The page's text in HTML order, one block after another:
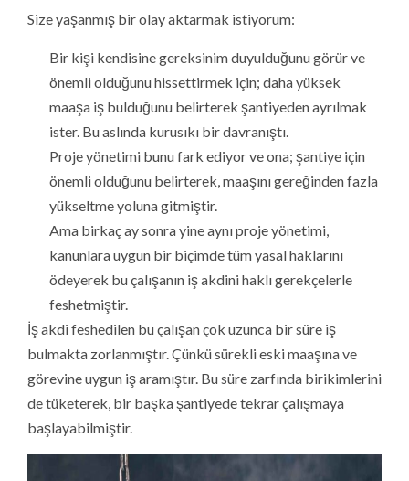
Size yaşanmış bir olay aktarmak istiyorum:
Bir kişi kendisine gereksinim duyulduğunu görür ve
önemli olduğunu hissettirmek için; daha yüksek
maaşa iş bulduğunu belirterek şantiyeden ayrılmak
ister. Bu aslında kurusıkı bir davranıştı.
Proje yönetimi bunu fark ediyor ve ona; şantiye için
önemli olduğunu belirterek, maaşını gereğinden fazla
yükseltme yoluna gitmiştir.
Ama birkaç ay sonra yine aynı proje yönetimi,
kanunlara uygun bir biçimde tüm yasal haklarını
ödeyerek bu çalışanın iş akdini haklı gerekçelerle
feshetmiştir.
İş akdi feshedilen bu çalışan çok uzunca bir süre iş
bulmakta zorlanmıştır. Çünkü sürekli eski maaşına ve
görevine uygun iş aramıştır. Bu süre zarfında birikimlerini
de tüketerek, bir başka şantiyede tekrar çalışmaya
başlayabilmiştir.